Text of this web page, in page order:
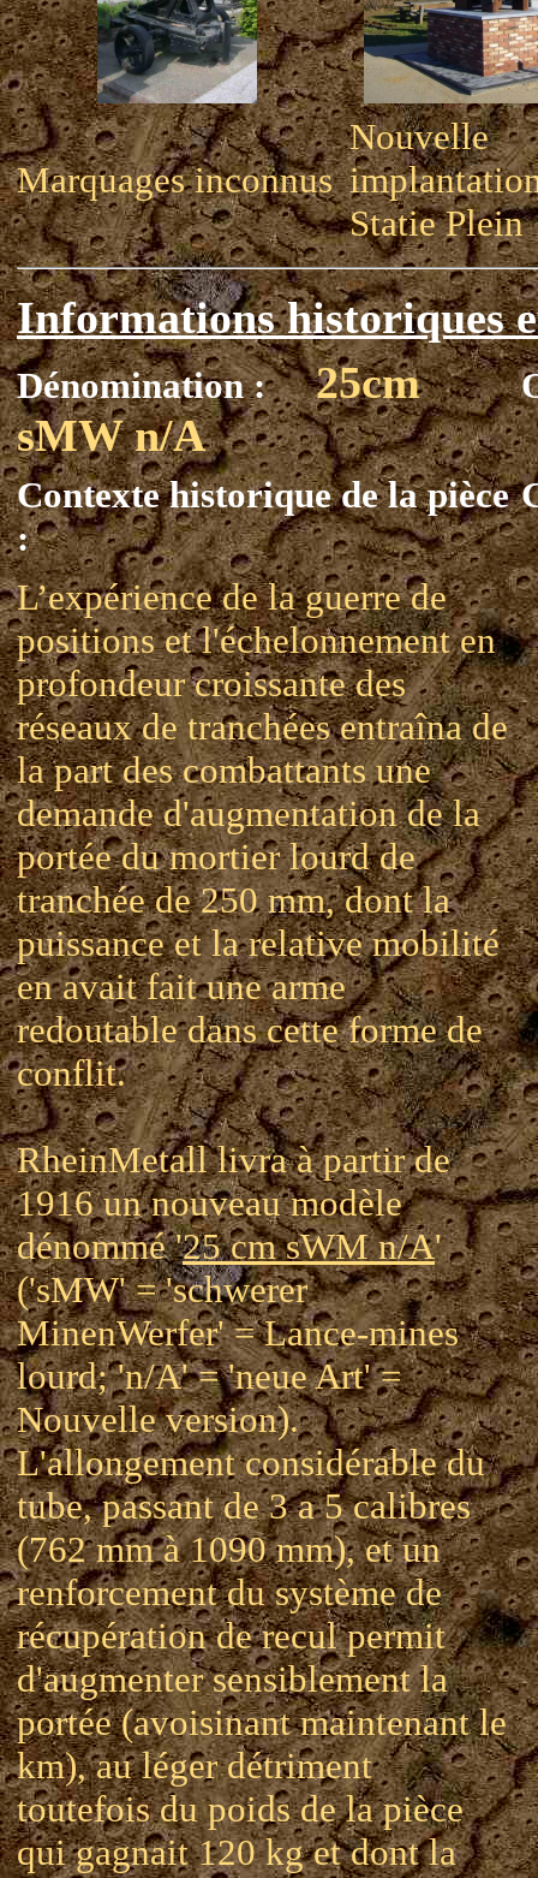
Marquages inconnus
Nouvelle
Statie Plein
Informations historiques
Dénomination :
25cm
sMW n/A
Contexte historique de la pièce
:
L’expérience de la guerre de
positions et l'échelonnement en
profondeur croissante des
réseaux de tranchées entraîna de
la part des combattants une
demande d'augmentation de la
portée du mortier lourd de
tranchée de 250 mm, dont la
puissance et la relative mobilité
en avait fait une arme
redoutable dans cette forme de
conflit.
RheinMetall livra à partir de
1916 un nouveau modèle
dénommé '25 cm sWM n/A'
('sMW' = 'schwerer
MinenWerfer' = Lance-mines
lourd; 'n/A' = 'neue Art' =
Nouvelle version).
L'allongement considérable du
tube, passant de 3 a 5 calibres
(762 mm à 1090 mm), et un
renforcement du système de
récupération de recul permit
d'augmenter sensiblement la
portée (avoisinant maintenant le
km), au léger détriment
toutefois du poids de la pièce
qui gagnait 120 kg et dont la